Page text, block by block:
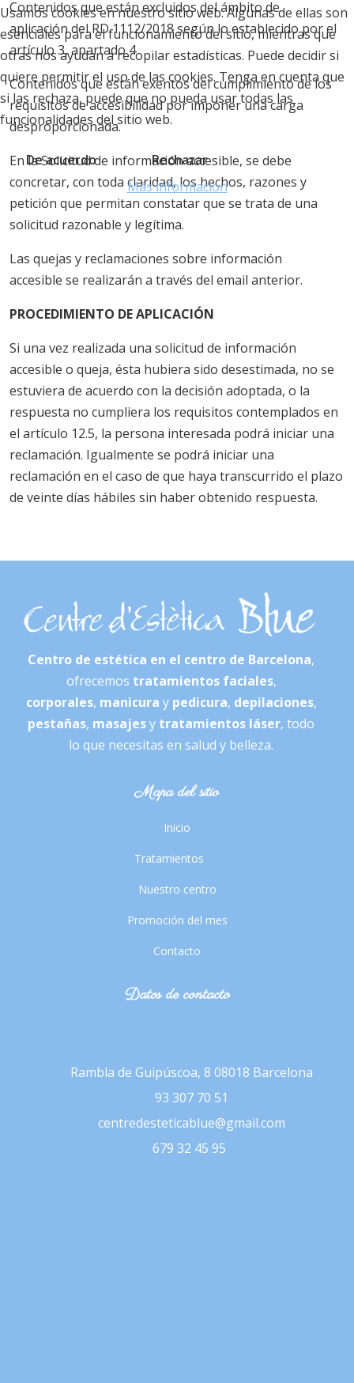
Contenidos que están excluidos del ámbito de
aplicación del RD 1112/2018 según lo establecido por el
artículo 3, apartado 4
Contenidos que están exentos del cumplimiento de los
requisitos de accesibilidad por imponer una carga
desproporcionada.
En la Solicitud de información accesible, se debe
concretar, con toda claridad, los hechos, razones y
petición que permitan constatar que se trata de una
solicitud razonable y legítima.
Las quejas y reclamaciones sobre información
accesible se realizarán a través del email anterior.
PROCEDIMIENTO DE APLICACIÓN
Si una vez realizada una solicitud de información
accesible o queja, ésta hubiera sido desestimada, no se
estuviera de acuerdo con la decisión adoptada, o la
respuesta no cumpliera los requisitos contemplados en
el artículo 12.5, la persona interesada podrá iniciar una
reclamación. Igualmente se podrá iniciar una
reclamación en el caso de que haya transcurrido el plazo
de veinte días hábiles sin haber obtenido respuesta.
Centro de estética en el centro de Barcelona,
ofrecemos tratamientos faciales,
corporales, manicura y pedicura, depilaciones,
pestañas, masajesy tratamientos láser, todo
lo que necesitas en salud y belleza.
Mapa del sitio
Inicio
Tratamientos
Nuestro centro
Promoción del mes
Contacto
Datos de contacto
Rambla de Guipúscoa, 8 08018 Barcelona
93 307 70 51
centredesteticablue@gmail.com
679 32 45 95
Usamos cookies en nuestro sitio web. Algunas de ellas son
esenciales para el funcionamiento del sitio, mientras que
otras nos ayudan a recopilar estadísticas. Puede decidir si
quiere permitir el uso de las cookies. Tenga en cuenta que
si las rechaza, puede que no pueda usar todas las
funcionalidades del sitio web.
De acuerdo
Rechazar
Más información